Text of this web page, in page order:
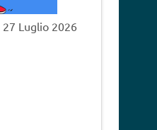
27 Luglio 2026